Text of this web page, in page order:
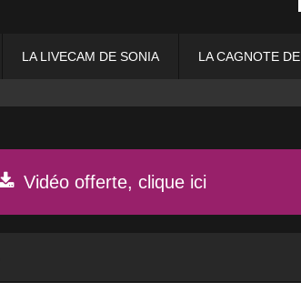
LA LIVECAM DE SONIA LA CAGNOTE
Vidéo offerte, clique ici